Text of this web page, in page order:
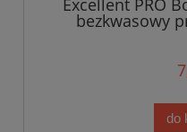
Excellent PRO
bezkwasowy
do